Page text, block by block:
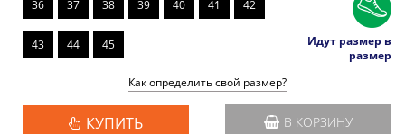
36 37 38 39 40 41 42
43 44 45
Идут размер в
размер
Как определить свой размер?
КУПИТЬ В КОРЗИНУ